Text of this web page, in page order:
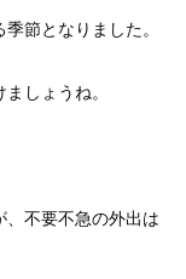
節となりました。
しょうね。
、不要不急の外出は